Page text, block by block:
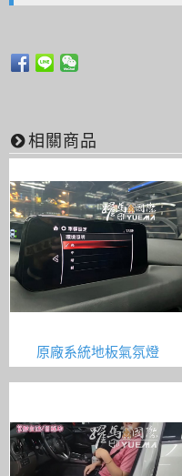
相關商品
原廠系統地板氣氛燈